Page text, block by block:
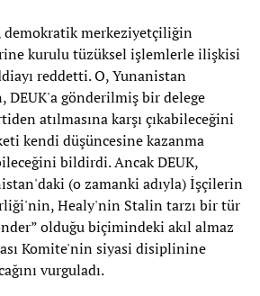
demokratik merkeziyetçiliğin
kurulu tüzüksel işlemlerle ilişkisi
reddetti. O, Yunanistan
DEUK'a gönderilmiş bir delege
atılmasına karşı çıkabileceğini
kendi düşüncesine kazanma
bildirdi. Ancak DEUK,
(o zamanki adıyla) İşçilerin
Healy'nin Stalin tarzı bir tür
olduğu biçimindeki akıl almaz
Komite'nin siyasi disiplinine
vurguladı.